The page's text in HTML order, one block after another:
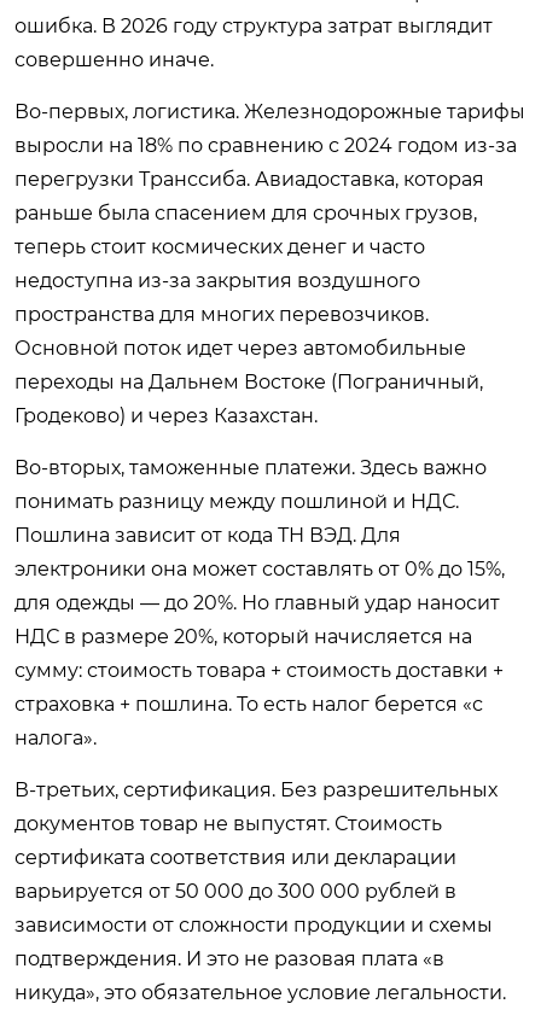
ошибка. В 2026 году структура затрат выглядит
совершенно иначе.
Во-первых, логистика. Железнодорожные тарифы
выросли на 18% по сравнению с 2024 годом из-за
перегрузки Транссиба. Авиадоставка, которая
раньше была спасением для срочных грузов,
теперь стоит космических денег и часто
недоступна из-за закрытия воздушного
пространства для многих перевозчиков.
Основной поток идет через автомобильные
переходы на Дальнем Востоке (Пограничный,
Гродеково) и через Казахстан.
Во-вторых, таможенные платежи. Здесь важно
понимать разницу между пошлиной и НДС.
Пошлина зависит от кода ТН ВЭД. Для
электроники она может составлять от 0% до 15%,
для одежды — до 20%. Но главный удар наносит
НДС в размере 20%, который начисляется на
сумму: стоимость товара + стоимость доставки +
страховка + пошлина. То есть налог берется «с
налога».
В-третьих, сертификация. Без разрешительных
документов товар не выпустят. Стоимость
сертификата соответствия или декларации
варьируется от 50 000 до 300 000 рублей в
зависимости от сложности продукции и схемы
подтверждения. И это не разовая плата «в
никуда», это обязательное условие легальности.